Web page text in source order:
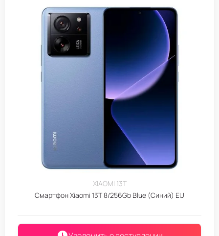
XIAOMI 13T
Смартфон Xiaomi 13T 8/256Gb Blue (Синий) EU